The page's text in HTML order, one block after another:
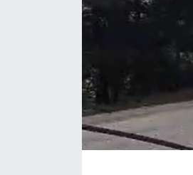
İhsangazi Haberleri
Küre Haberleri
Merkez Haberleri